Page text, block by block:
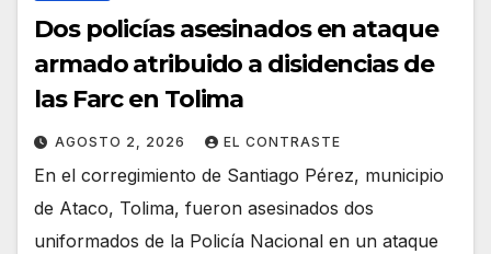
Dos policías asesinados en ataque
armado atribuido a disidencias de
las Farc en Tolima
AGOSTO 2, 2026 EL CONTRASTE
En el corregimiento de Santiago Pérez, municipio
de Ataco, Tolima, fueron asesinados dos
uniformados de la Policía Nacional en un ataque